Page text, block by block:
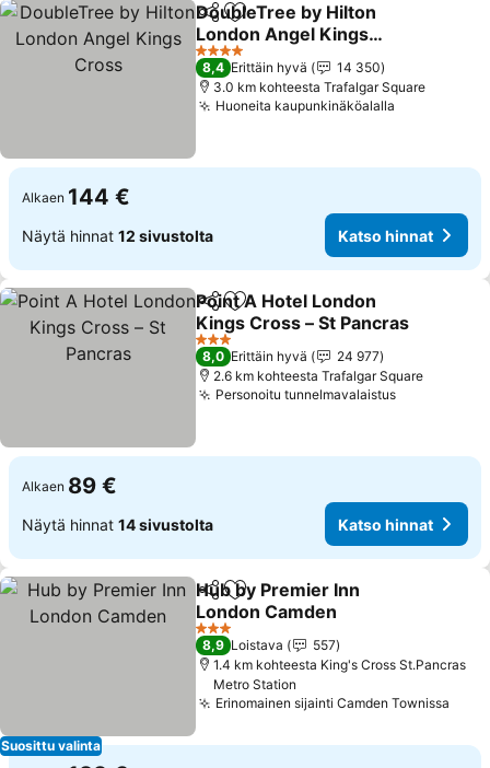
Jaa Lisää suosikkeihin
DoubleTree by Hilton
London Angel Kings
Cross
4 Tähtiluokitus
8,4 Erittäin hyvä
14 350
3.0 km kohteesta Trafalgar Square
Huoneita kaupunkinäköalalla
Alkaen 144 €
Näytä hinnat 12 sivustolta Katso hinnat
Jaa Lisää suosikkeihin
Point A Hotel London
Kings Cross – St Pancras
3 Tähtiluokitus
8,0 Erittäin hyvä
24 977
2.6 km kohteesta Trafalgar Square
Personoitu tunnelmavalaistus
Alkaen 89 €
Näytä hinnat 14 sivustolta Katso hinnat
Suosittu valinta
Jaa Lisää suosikkeihin
Hub by Premier Inn
London Camden
3 Tähtiluokitus
8,9 Loistava
557
1.4 km kohteesta King's Cross St.Pancras
Metro Station
Erinomainen sijainti Camden Townissa